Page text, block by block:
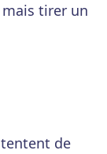
tirer un
de